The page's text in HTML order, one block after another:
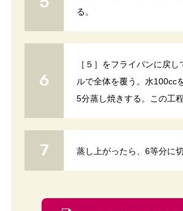
る。
［５］をフライパンに戻し
ルで全体を覆う。水100cc
5分蒸し焼きする。この工
蒸し上がったら、6等分に